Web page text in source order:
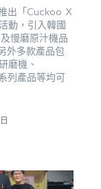
出「Cuckoo X
動，引入韓國
慢磨原汁機品
外多款產品包
磨機、
列產品等均可